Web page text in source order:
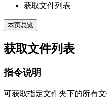
获取文件列表
本页总览
获取文件列表
指令说明
可获取指定文件夹下的所有